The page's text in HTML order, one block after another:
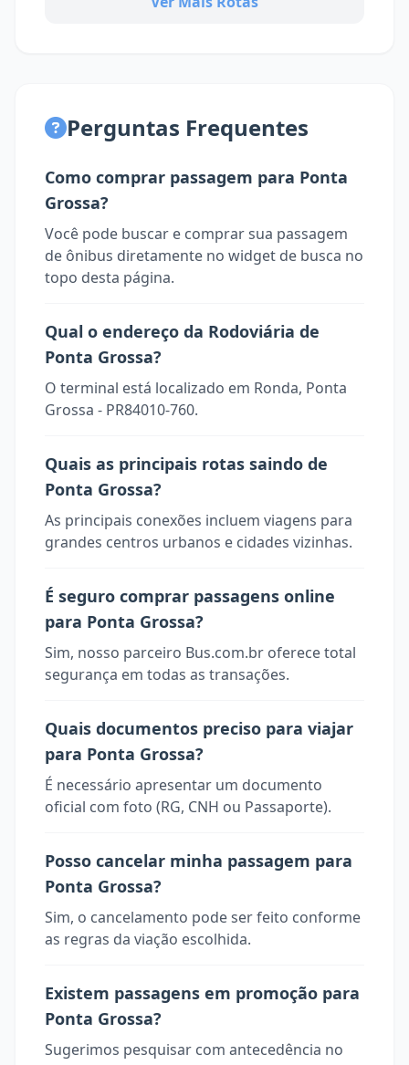
Perguntas Frequentes
Como comprar passagem para Ponta
Grossa?
Você pode buscar e comprar sua passagem
de ônibus diretamente no widget de busca no
topo desta página.
Qual o endereço da Rodoviária de
Ponta Grossa?
O terminal está localizado em Ronda, Ponta
Grossa - PR84010-760.
Quais as principais rotas saindo de
Ponta Grossa?
As principais conexões incluem viagens para
grandes centros urbanos e cidades vizinhas.
É seguro comprar passagens online
para Ponta Grossa?
Sim, nosso parceiro Bus.com.br oferece total
segurança em todas as transações.
Quais documentos preciso para viajar
para Ponta Grossa?
É necessário apresentar um documento
oficial com foto (RG, CNH ou Passaporte).
Posso cancelar minha passagem para
Ponta Grossa?
Sim, o cancelamento pode ser feito conforme
as regras da viação escolhida.
Existem passagens em promoção para
Ponta Grossa?
Sugerimos pesquisar com antecedência no